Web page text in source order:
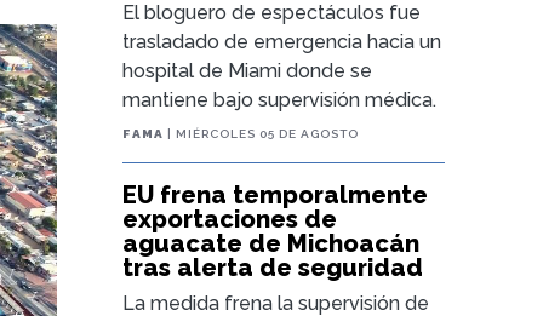
El bloguero de espectáculos fue
trasladado de emergencia hacia un
hospital de Miami donde se
mantiene bajo supervisión médica.
FAMA | MIÉRCOLES 05 DE AGOSTO
EU frena temporalmente
exportaciones de
aguacate de Michoacán
tras alerta de seguridad
La medida frena la supervisión de